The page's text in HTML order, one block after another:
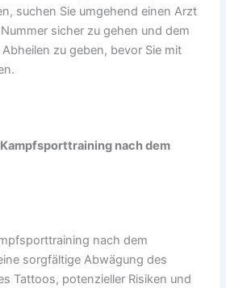
suchen Sie umgehend einen Arzt
sicher zu gehen und dem
zu geben, bevor Sie mit
nach dem
nach dem
sorgfältige Abwägung des
Tattoos, potenzieller Risiken und